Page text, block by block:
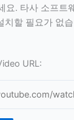
요. 타사 소프트
치할 필요가 없
URL: